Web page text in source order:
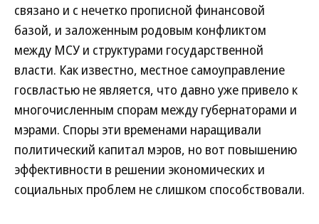
связано и с нечетко прописной финансовой
базой, и заложенным родовым конфликтом
между МСУ и структурами государственной
власти. Как известно, местное самоуправление
госвластью не является, что давно уже привело к
многочисленным спорам между губернаторами и
мэрами. Споры эти временами наращивали
политический капитал мэров, но вот повышению
эффективности в решении экономических и
социальных проблем не слишком способствовали.